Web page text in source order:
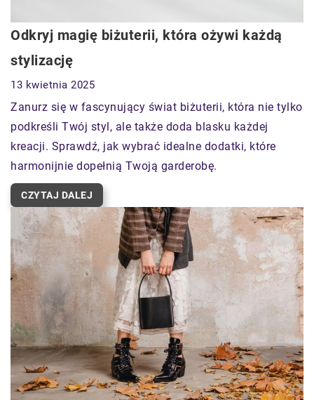
Odkryj magię biżuterii, która ożywi każdą
stylizację
13 kwietnia 2025
Zanurz się w fascynujący świat biżuterii, która nie tylko
podkreśli Twój styl, ale także doda blasku każdej
kreacji. Sprawdź, jak wybrać idealne dodatki, które
harmonijnie dopełnią Twoją garderobę.
CZYTAJ DALEJ